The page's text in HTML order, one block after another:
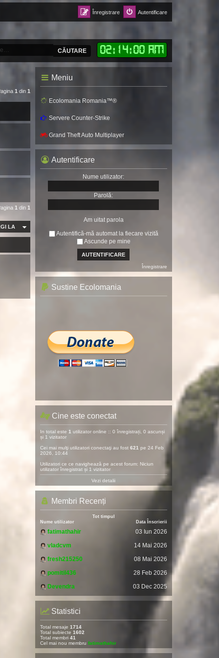
Autentificare
Înregistrare
02: 14:02 AM
CĂUTARE
1 din 1
1 din 1
LA
Meniu
Ecolomania Romania™®
Servere Counter-Strike
Grand Theft Auto Multiplayer
Autentificare
Nume utilizator:
Parolă:
Am uitat parola
Autentifică-mă automat la fiecare vizită
Ascunde pe mine
Înregistrare
Sustine Ecolomania
Cine este conectat
In total este 1 utilizator online :: 0 înregistrați, 0 ascunși
și 1 vizitator
Cei mai mulţi utilizatori conectaţi au fost 621 pe 24 Feb
2026, 10:44
Utilizatori ce ce navighează pe acest forum: Niciun
utilizator înregistrat și 1 vizitator
Vezi detalii
Membri Recenți
Tot timpul
Nume utilizator
Data Înscrierii
fatimathahir
03 Iun 2026
vladcvm
14 Mai 2026
fresh215250
08 Mai 2026
pomitil436
28 Feb 2026
Devendra
03 Dec 2025
Statistici
Total mesaje 1714
Total subiecte 1602
Total membri 41
Cel mai nou membru fatimathahir